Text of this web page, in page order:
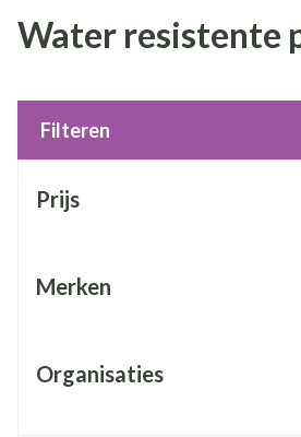
Water resistente
Filteren
Prijs
Merken
Organisaties